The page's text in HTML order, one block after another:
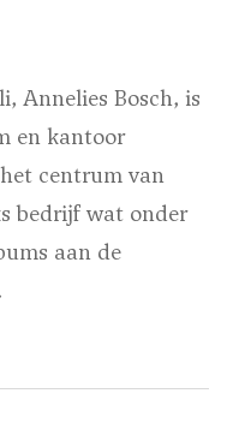
Annelies Bosch, is
en kantoor
centrum van
bedrijf wat onder
aan de